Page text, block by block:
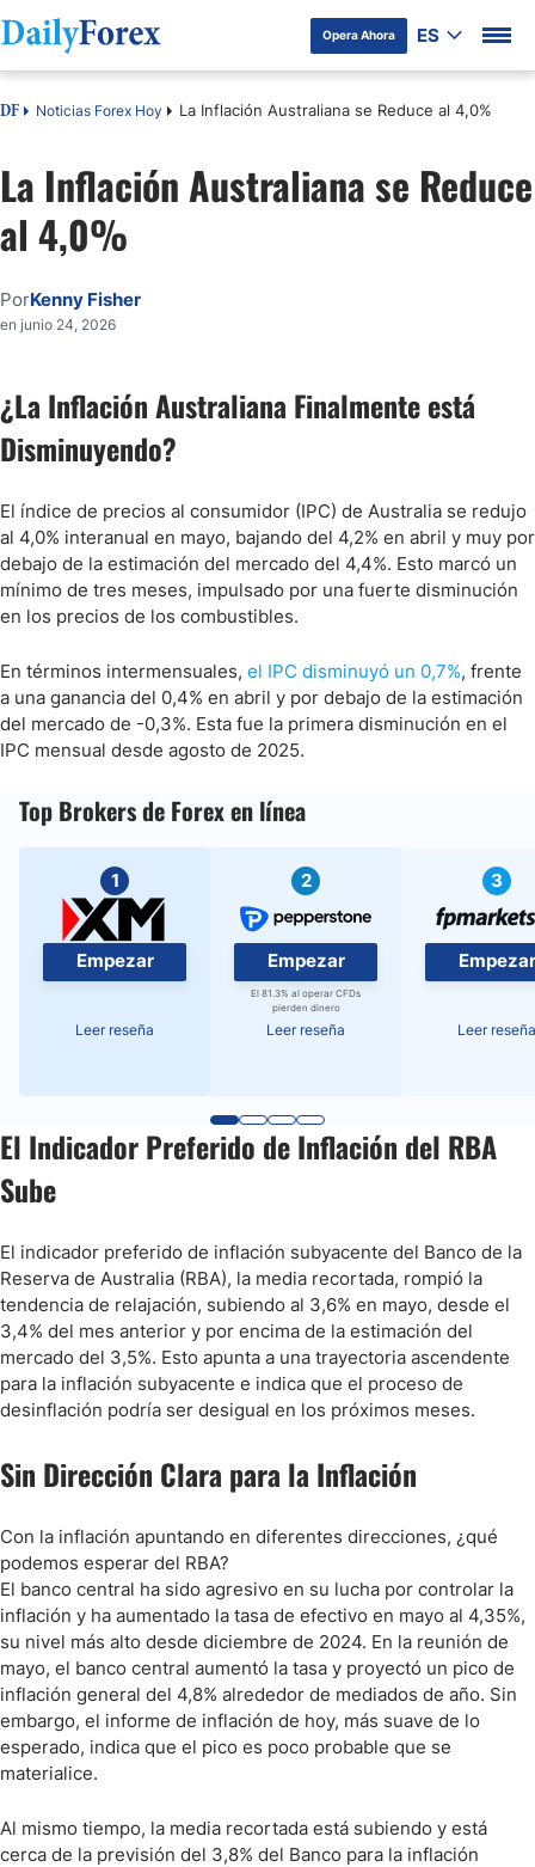
Opera Ahora ES
DF Noticias Forex Hoy La Inflación Australiana se Reduce al 4,0%
La Inflación Australiana se Reduce
al 4,0%
PorKenny Fisher
en junio 24, 2026
¿La Inflación Australiana Finalmente está
Disminuyendo?
El índice de precios al consumidor (IPC) de Australia se redujo
al 4,0% interanual en mayo, bajando del 4,2% en abril y muy por
debajo de la estimación del mercado del 4,4%. Esto marcó un
mínimo de tres meses, impulsado por una fuerte disminución
en los precios de los combustibles.
En términos intermensuales, el IPC disminuyó un 0,7%, frente
a una ganancia del 0,4% en abril y por debajo de la estimación
del mercado de -0,3%. Esta fue la primera disminución en el
IPC mensual desde agosto de 2025.
Top Brokers de Forex en línea
1
Empezar
Leer reseña
2
Empezar
El 81.3% al operar CFDs
pierden dinero
Leer reseña
3
Empezar
Leer reseña
El Indicador Preferido de Inflación del RBA
Sube
El indicador preferido de inflación subyacente del Banco de la
Reserva de Australia (RBA), la media recortada, rompió la
tendencia de relajación, subiendo al 3,6% en mayo, desde el
3,4% del mes anterior y por encima de la estimación del
mercado del 3,5%. Esto apunta a una trayectoria ascendente
para la inflación subyacente e indica que el proceso de
desinflación podría ser desigual en los próximos meses.
Sin Dirección Clara para la Inflación
Con la inflación apuntando en diferentes direcciones, ¿qué
podemos esperar del RBA?
El banco central ha sido agresivo en su lucha por controlar la
inflación y ha aumentado la tasa de efectivo en mayo al 4,35%,
su nivel más alto desde diciembre de 2024. En la reunión de
mayo, el banco central aumentó la tasa y proyectó un pico de
inflación general del 4,8% alrededor de mediados de año. Sin
embargo, el informe de inflación de hoy, más suave de lo
esperado, indica que el pico es poco probable que se
materialice.
Al mismo tiempo, la media recortada está subiendo y está
cerca de la previsión del 3,8% del Banco para la inflación